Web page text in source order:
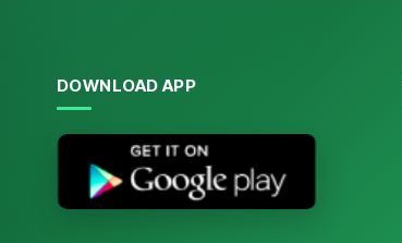
DOWNLOAD APP